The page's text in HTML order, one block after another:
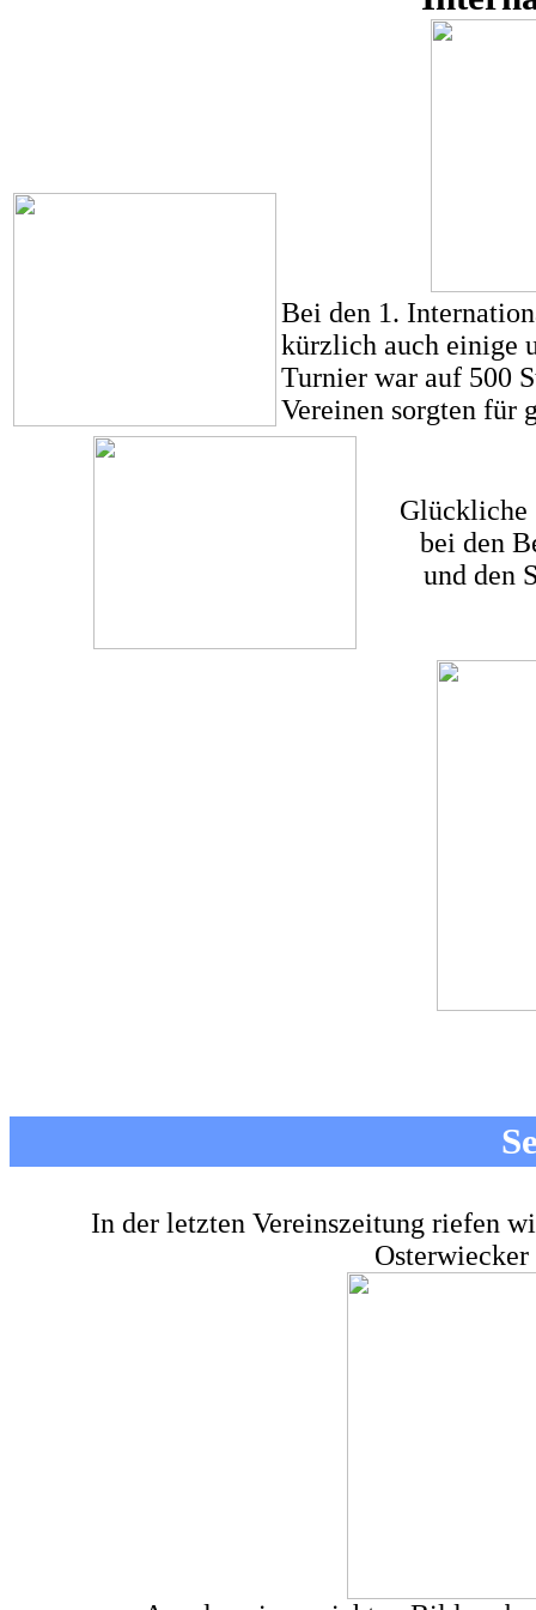
Bei den 1.
kürzlich auch einige
Turnier war auf 500
Vereinen sorgten für
Glückliche
bei den
und den
In der letzten Vereinszeitung riefen